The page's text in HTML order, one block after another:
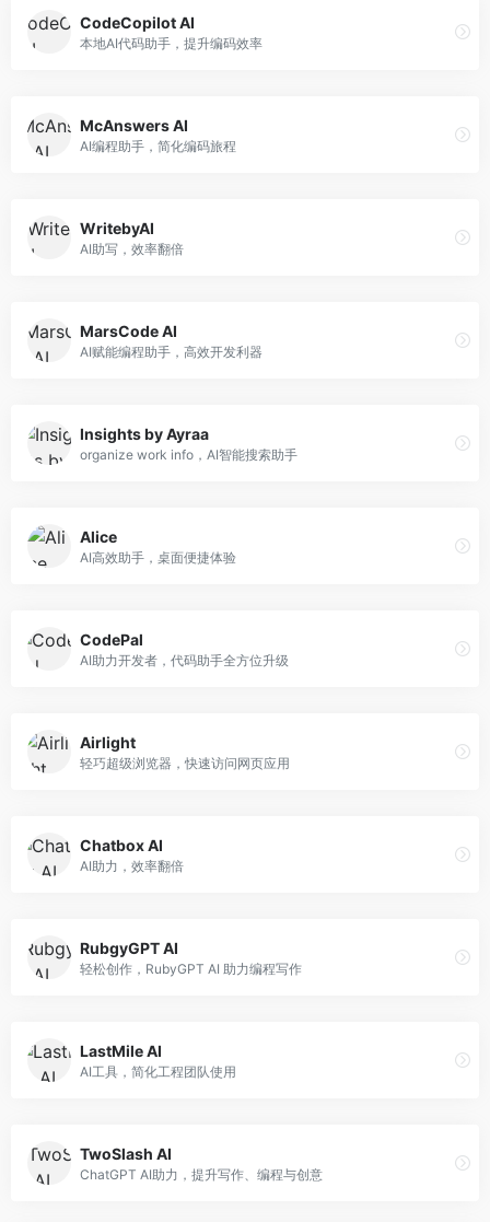
CodeCopilot AI
本地AI代码助手，提升编码效率
McAnswers AI
AI编程助手，简化编码旅程
WritebyAI
AI助写，效率翻倍
MarsCode AI
AI赋能编程助手，高效开发利器
Insights by Ayraa
organize work info，AI智能搜索助手
Alice
AI高效助手，桌面便捷体验
CodePal
AI助力开发者，代码助手全方位升级
Airlight
轻巧超级浏览器，快速访问网页应用
Chatbox AI
AI助力，效率翻倍
RubgyGPT AI
轻松创作，RubyGPT AI 助力编程写作
LastMile AI
AI工具，简化工程团队使用
TwoSlash AI
ChatGPT AI助力，提升写作、编程与创意